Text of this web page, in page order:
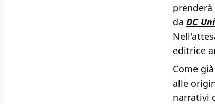
da DC
editrice
Come
alle
narrativi